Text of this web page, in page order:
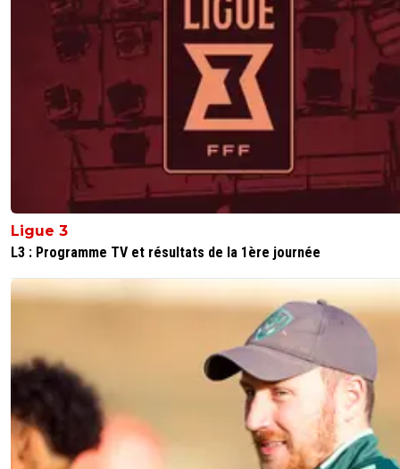
Ligue 3
L3 : Programme TV et résultats de la 1ère journée